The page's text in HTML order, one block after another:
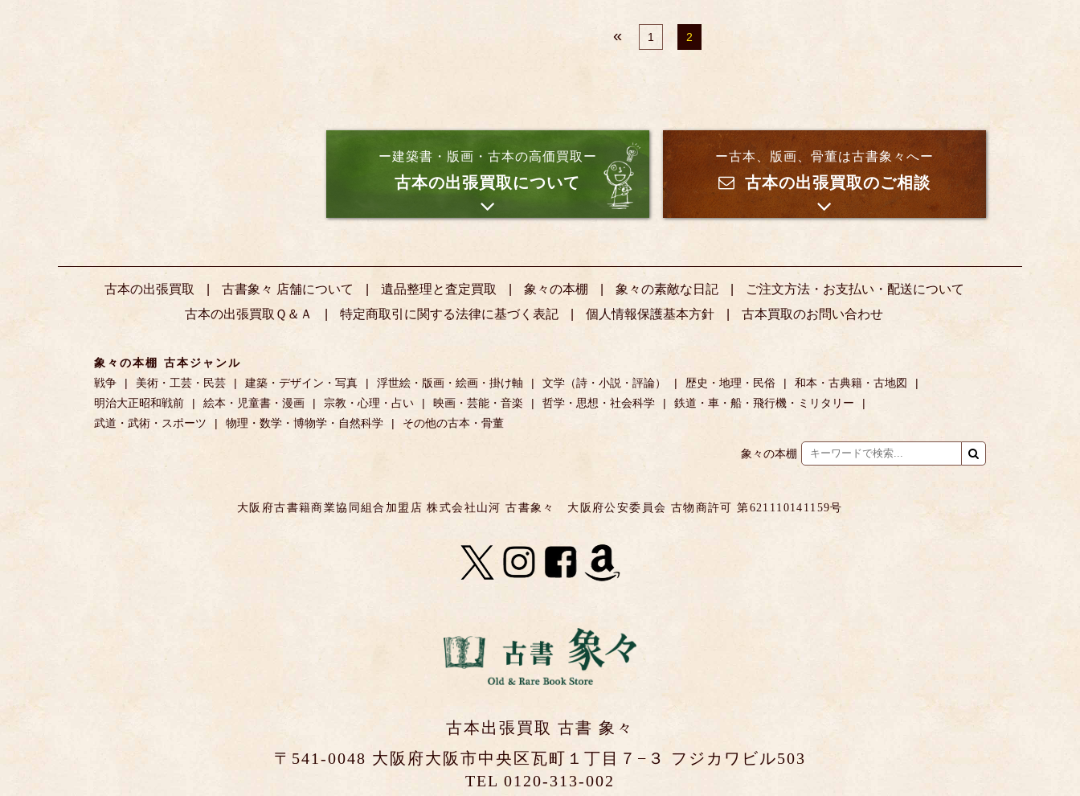
« 1 2
ー建築書・版画・古本の高価買取ー
古本の出張買取について
ー古本、版画、骨董は古書象々へー
古本の出張買取のご相談
古本の出張買取 古書象々 店舗について 遺品整理と査定買取 象々の本棚 象々の素敵な日記
ご注文方法・お支払い・配送について
古本の出張買取Ｑ＆Ａ
特定商取引に関する法律に基づく表記 個人情報保護基本方針 古本買取のお問い合わせ
象々の本棚 古本ジャンル
戦争
美術・工芸・民芸 建築・デザイン・写真 浮世絵・版画・絵画・掛け軸 文学（詩・小説・評論） 歴史・地理・民俗
和本・古典籍・古地図
明治大正昭和戦前
絵本・児童書・漫画 宗教・心理・占い 映画・芸能・音楽 哲学・思想・社会科学
鉄道・車・船・飛行機・ミリタリー
武道・武術・スポーツ
物理・数学・博物学・自然科学 その他の古本・骨董
象々の本棚
大阪府古書籍商業協同組合加盟店 株式会社山河 古書象々 大阪府公安委員会 古物商許可 第621110141159号
古本出張買取 古書 象々
〒541-0048 大阪府大阪市中央区瓦町１丁目７−３ フジカワビル503
TEL 0120-313-002